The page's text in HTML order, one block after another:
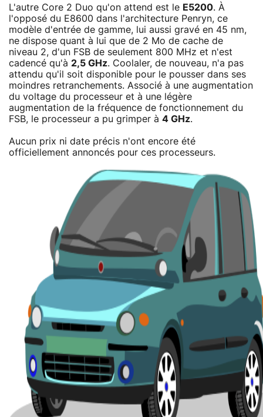
L'autre Core 2 Duo qu'on attend est le E5200. À
l'opposé du E8600 dans l'architecture Penryn, ce
modèle d'entrée de gamme, lui aussi gravé en 45 nm,
ne dispose quant à lui que de 2 Mo de cache de
niveau 2, d'un FSB de seulement 800 MHz et n'est
cadencé qu'à 2,5 GHz. Coolaler, de nouveau, n'a pas
attendu qu'il soit disponible pour le pousser dans ses
moindres retranchements. Associé à une augmentation
du voltage du processeur et à une légère
augmentation de la fréquence de fonctionnement du
FSB, le processeur a pu grimper à 4 GHz.
Aucun prix ni date précis n'ont encore été
officiellement annoncés pour ces processeurs.